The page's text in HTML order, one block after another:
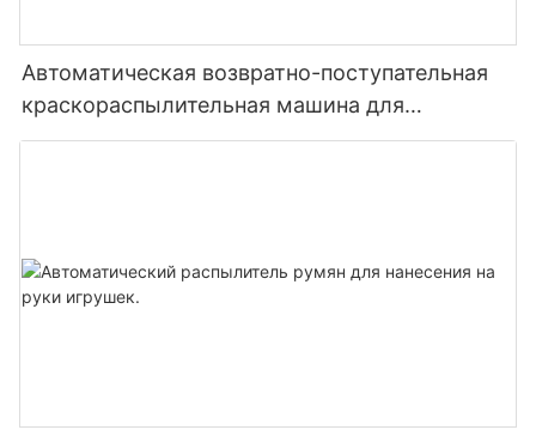
Автоматическая возвратно-поступательная
краскораспылительная машина для
деревянных дверей и подошв обуви.